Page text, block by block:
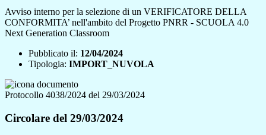
Avviso interno per la selezione di un VERIFICATORE DELLA
CONFORMITA’ nell'ambito del Progetto PNRR - SCUOLA 4.0
Next Generation Classroom
Pubblicato il: 12/04/2024
Tipologia: IMPORT_NUVOLA
Protocollo 4038/2024 del 29/03/2024
Circolare del 29/03/2024